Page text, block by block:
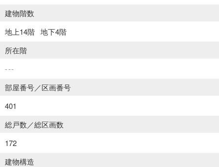
建物階数
地上14階 地下4階
所在階
---
部屋番号／区画番号
401
総戸数／総区画数
172
建物構造